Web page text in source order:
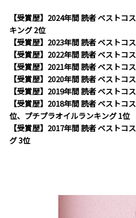
【受賞歴】2024年間 読者 ベストコ
キング 2位
【受賞歴】2023年間 読者 ベストコ
【受賞歴】2022年間 読者 ベストコ
【受賞歴】2021年間 読者 ベストコ
【受賞歴】2020年間 読者 ベストコ
【受賞歴】2019年間 読者 ベストコ
【受賞歴】2018年間 読者 ベストコ
位、プチプラオイルランキング 1位
【受賞歴】2017年間 読者 ベストコ
グ 3位